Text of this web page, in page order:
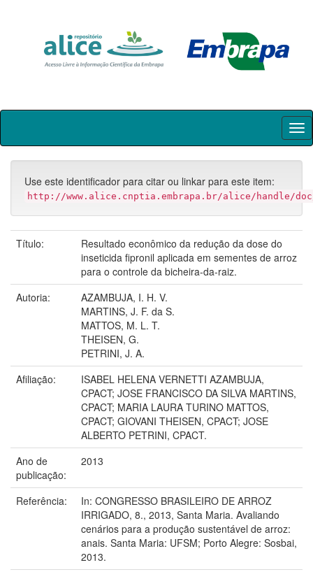
Skip
Use este identificador para citar ou linkar para este item:
http://www.alice.cnptia.embrapa.br/alice/handle/
Título:
Resultado econômico da redução da dose do
inseticida fipronil aplicada em sementes de arroz
para o controle da bicheira-da-raiz.
Autoria:
AZAMBUJA, I. H. V.
MARTINS, J. F. da S.
MATTOS, M. L. T.
THEISEN, G.
PETRINI, J. A.
Afiliação:
ISABEL HELENA VERNETTI AZAMBUJA,
CPACT; JOSE FRANCISCO DA SILVA MARTINS,
CPACT; MARIA LAURA TURINO MATTOS,
CPACT; GIOVANI THEISEN, CPACT; JOSE
ALBERTO PETRINI, CPACT.
Ano de
publicação:
2013
Referência:
In: CONGRESSO BRASILEIRO DE ARROZ
IRRIGADO, 8., 2013, Santa Maria. Avaliando
cenários para a produção sustentável de arroz:
anais. Santa Maria: UFSM; Porto Alegre: Sosbai,
2013.